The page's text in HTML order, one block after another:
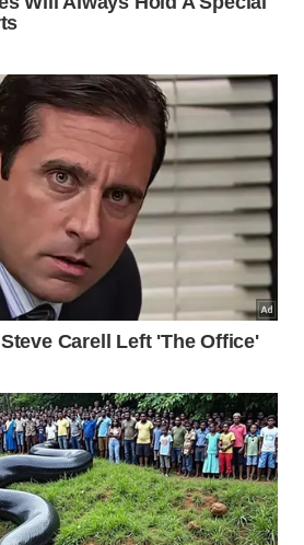
essas recomendações simples
transformação na